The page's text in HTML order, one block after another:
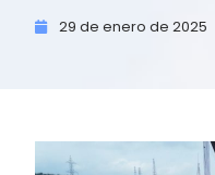
29 de enero de 2025